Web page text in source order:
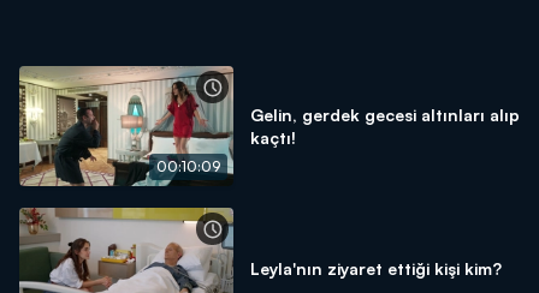
00:10:09
Gelin, gerdek gecesi altınları alıp
kaçtı!
Leyla'nın ziyaret ettiği kişi kim?